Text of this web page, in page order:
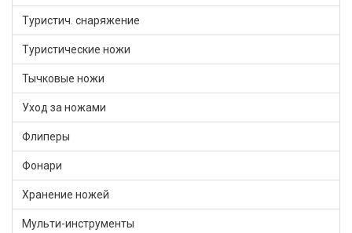
Туристич. снаряжение
Туристические ножи
Тычковые ножи
Уход за ножами
Флиперы
Фонари
Хранение ножей
Мульти-инструменты